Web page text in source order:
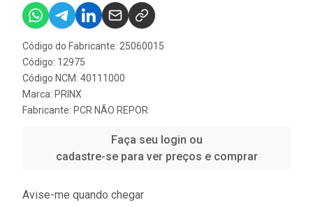
Código do Fabricante: 25060015
Código: 12975
Código NCM: 40111000
Marca: PRINX
Fabricante: PCR NÃO REPOR
Faça seu login ou
cadastre-se para ver preços e comprar
Avise-me quando chegar